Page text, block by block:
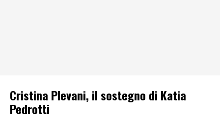
Cristina Plevani, il sostegno di Katia
Pedrotti